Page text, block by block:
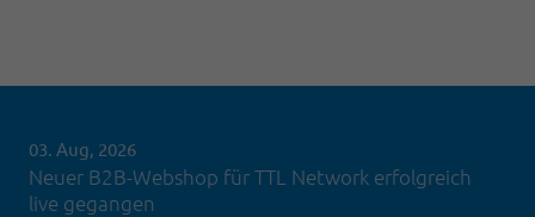
03. Aug, 2026
Neuer B2B-Webshop für TTL Network erfolgreich
live gegangen